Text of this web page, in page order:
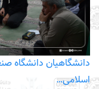
دانشگاهیان دانشگاه
اسلامی…